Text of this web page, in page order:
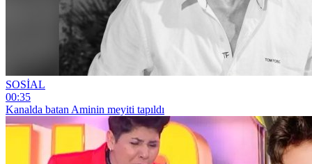
SOSİAL
00:35
Kanalda batan Aminin meyiti tapıldı